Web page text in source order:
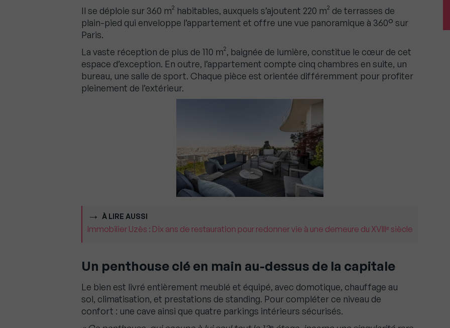
Il se déploie sur 360 m² habitables, auxquels s’ajoutent 220 m² de terrasses de
plain-pied qui enveloppe l’appartement et offre une vue panoramique à 360° sur
Paris.
La vaste réception de plus de 110 m², baignée de lumière, constitue le cœur de cet
espace d’exception. En outre, l’appartement compte cinq chambres en suite, un
bureau, une salle de sport. Chaque pièce est orientée différemment pour profiter
pleinement de l’extérieur.
À LIRE AUSSI
Immobilier Uzès : Dix ans de restauration pour redonner vie à une demeure du XVIIIᵉ siècle
Un penthouse clé en main au-dessus de la capitale
Le bien est livré entièrement meublé et équipé, avec domotique, chauffage au
sol, climatisation, et prestations de standing. Pour compléter ce niveau de
confort : une cave ainsi que quatre parkings intérieurs sécurisés.